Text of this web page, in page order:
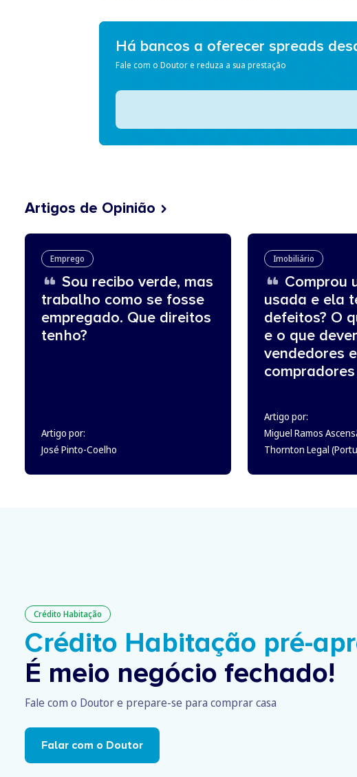
Há bancos a oferecer spreads
Fale com o Doutor e reduza a sua prestação
Artigos de Opinião
Emprego
Sou recibo verde, mas
trabalho como se fosse
empregado. Que direitos
tenho?
Artigo por:
José Pinto-Coelho
Imobiliário
Comprou
usada e ela
defeitos? O
e o que
vendedores e
compradores
Artigo por:
Miguel Ramos
Thornton Legal
Crédito Habitação
Crédito Habitação pré-
É meio negócio fechado!
Fale com o Doutor e prepare-se para comprar casa
Falar com o Doutor